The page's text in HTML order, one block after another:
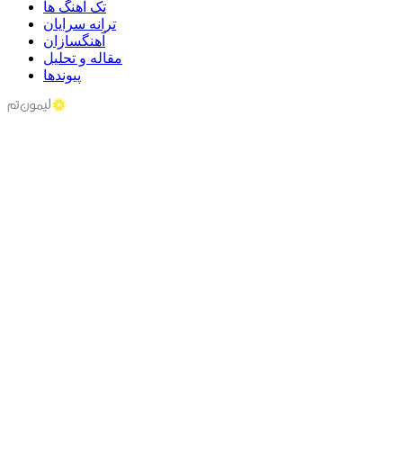
تک آهنگ ها
ترانه سرایان
آهنگسازان
مقاله و تحلیل
پیوندها